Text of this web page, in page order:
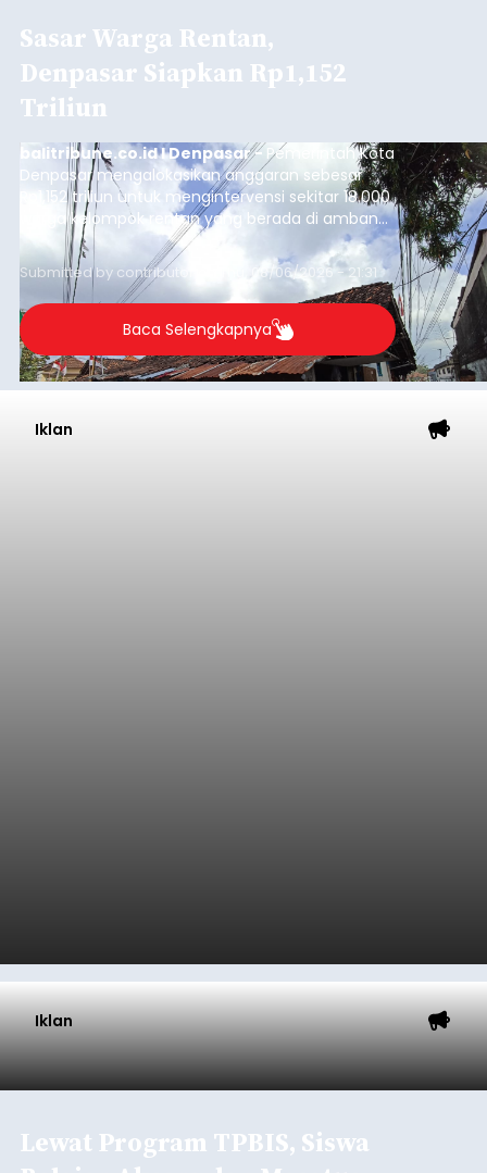
Sasar Warga Rentan,
Denpasar Siapkan Rp1,152
Triliun
balitribune.co.id I Denpasar - Pemerintah Kota
Denpasar mengalokasikan anggaran sebesar
Rp1,152 triliun untuk mengintervensi sekitar 18.000
warga kelompok rentan yang berada di ambang
garis kemiskinan. Langkah strategis ini diambil
guna menjaga masyarakat yang berada pada
kelompok desil 5 dan 6 tersebut agar tidak
merosot ke kategori miskin.
Submitted by contributor Thu, 08/06/2026 - 21:31
Baca Selengkapnya
Iklan
Iklan
Lewat Program TPBIS, Siswa